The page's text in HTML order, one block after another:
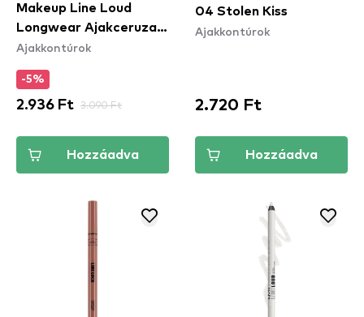
Makeup Line Loud
Longwear Ajakceruza -
Rebel Red (LLLP11)
Ajakkontúrok
-5%
2.936 Ft 3.090 Ft
Hozzáadva
04 Stolen Kiss
Ajakkontúrok
2.720 Ft
Hozzáadva